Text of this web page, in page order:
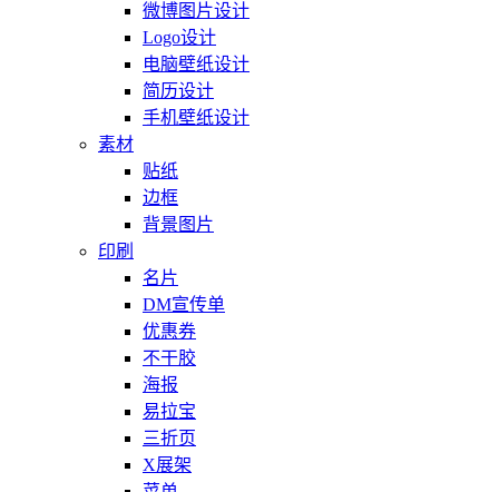
微博图片设计
Logo设计
电脑壁纸设计
简历设计
手机壁纸设计
素材
贴纸
边框
背景图片
印刷
名片
DM宣传单
优惠券
不干胶
海报
易拉宝
三折页
X展架